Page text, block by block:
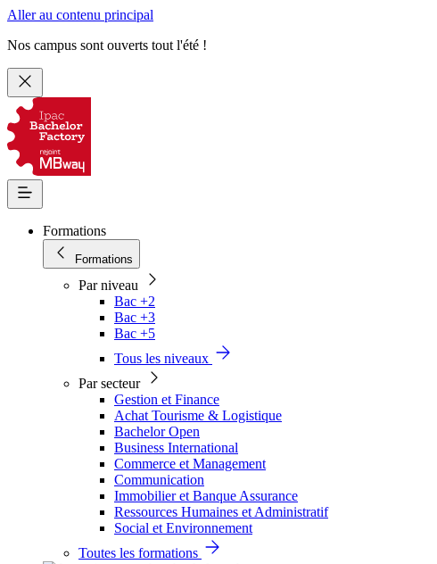
Aller au contenu principal
Nos campus sont ouverts tout l'été !
Formations
Formations
Par niveau
Bac +2
Bac +3
Bac +5
Tous les niveaux
Par secteur
Gestion et Finance
Achat Tourisme & Logistique
Bachelor Open
Business International
Commerce et Management
Communication
Immobilier et Banque Assurance
Ressources Humaines et Administratif
Social et Environnement
Toutes les formations